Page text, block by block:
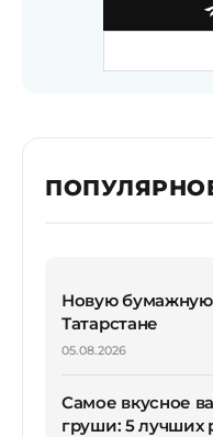
Новую бумажную
Татарстане
05.08.2026
Самое вкусное
груши: 5 лучших